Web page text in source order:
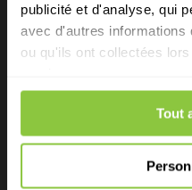
publicité et d'analyse, qui
avec d'autres informations
ou qu'ils ont collectées
Tout
Impasse Théodore
13210 SAINT REMY DE
+334.90.06.68.40
Agence Vaucluse
233, avenue Prosper
84300 CAVAILLON